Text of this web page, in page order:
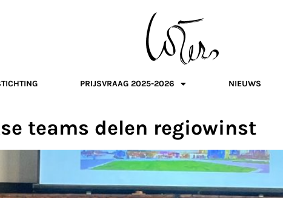
PRIJSVRAAG 2025-2026 NIEUWS
teams delen regiowinst